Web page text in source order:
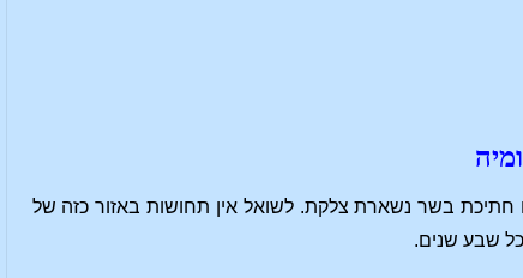
בשר נשארת צלקת. לשואל אין תחושות באזור כזה של